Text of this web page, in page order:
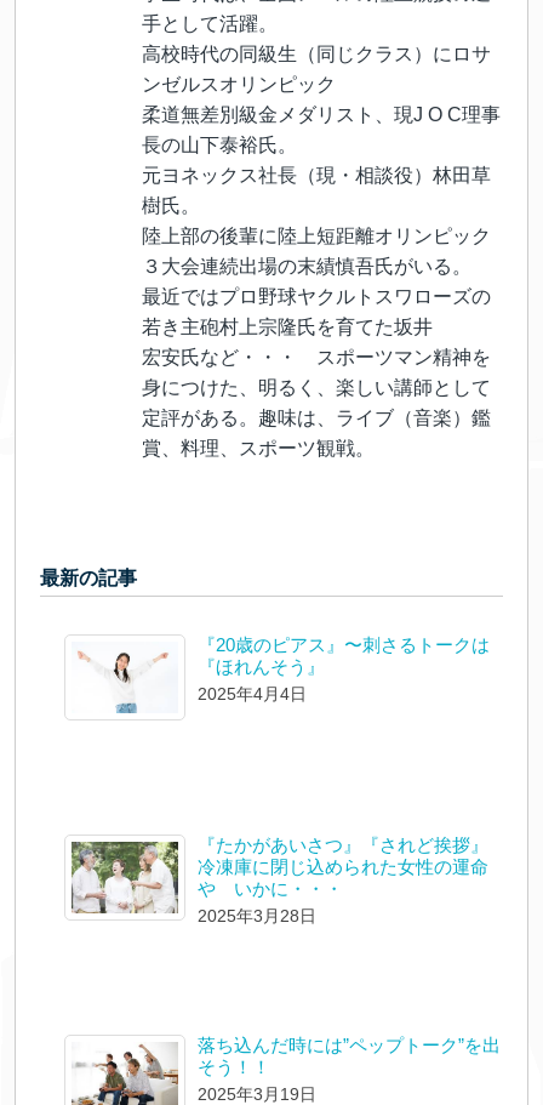
手として活躍。
高校時代の同級生（同じクラス）にロサ
ンゼルスオリンピック
柔道無差別級金メダリスト、現J O C理事
長の山下泰裕氏。
元ヨネックス社長（現・相談役）林田草
樹氏。
陸上部の後輩に陸上短距離オリンピック
３大会連続出場の末績慎吾氏がいる。
最近ではプロ野球ヤクルトスワローズの
若き主砲村上宗隆氏を育てた坂井
宏安氏など・・・ スポーツマン精神を
身につけた、明るく、楽しい講師として
定評がある。趣味は、ライブ（音楽）鑑
賞、料理、スポーツ観戦。
最新の記事
『20歳のピアス』〜刺さるトークは
『ほれんそう』
2025年4月4日
『たかがあいさつ』『されど挨拶』
冷凍庫に閉じ込められた女性の運命
や いかに・・・
2025年3月28日
落ち込んだ時には”ペップトーク”を出
そう！！
2025年3月19日